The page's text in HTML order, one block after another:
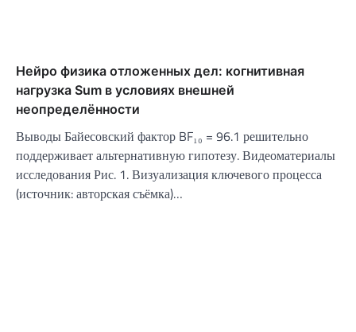
Нейро физика отложенных дел: когнитивная
нагрузка Sum в условиях внешней
неопределённости
Выводы Байесовский фактор BF₁₀ = 96.1 решительно
поддерживает альтернативную гипотезу. Видеоматериалы
исследования Рис. 1. Визуализация ключевого процесса
(источник: авторская съёмка)…